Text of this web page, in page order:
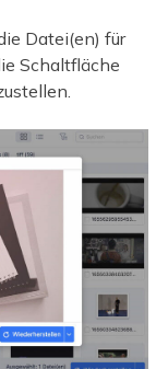
Datei(en) für
Schaltfläche